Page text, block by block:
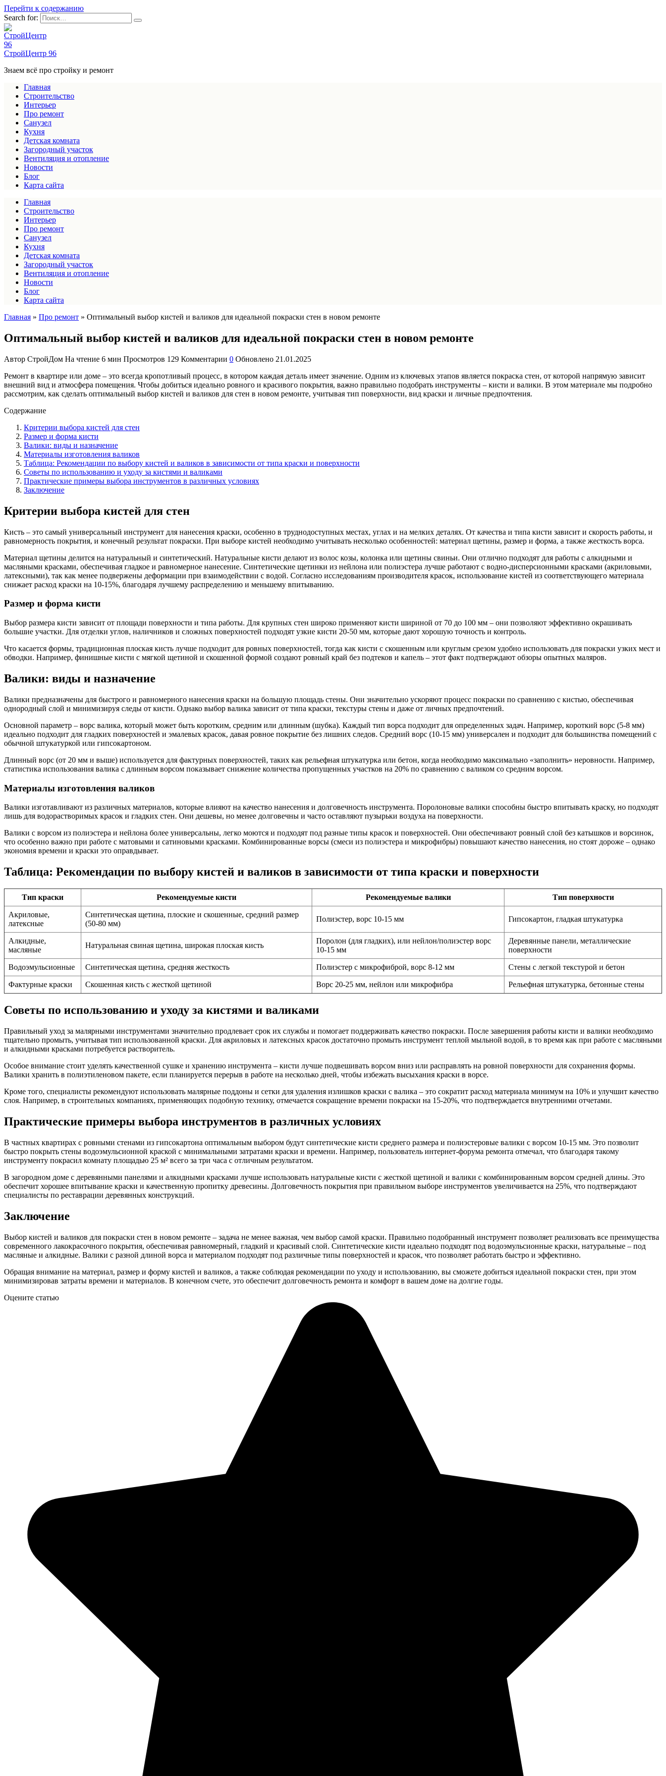
Перейти к содержанию
Search for:
СтройЦентр 96
Знаем всё про стройку и ремонт
Главная
Строительство
Интерьер
Про ремонт
Санузел
Кухня
Детская комната
Загородный участок
Вентиляция и отопление
Новости
Блог
Карта сайта
Главная
Строительство
Интерьер
Про ремонт
Санузел
Кухня
Детская комната
Загородный участок
Вентиляция и отопление
Новости
Блог
Карта сайта
Главная » Про ремонт » Оптимальный выбор кистей и валиков для идеальной покраски стен в новом ремонте
Оптимальный выбор кистей и валиков для идеальной покраски стен в новом ремонте
Автор СтройДом На чтение 6 мин Просмотров 129 Комментарии 0 Обновлено 21.01.2025
Ремонт в квартире или доме – это всегда кропотливый процесс, в котором каждая деталь имеет значение. Одним из ключевых этапов является покраска стен, от которой напрямую зависит
внешний вид и атмосфера помещения. Чтобы добиться идеально ровного и красивого покрытия, важно правильно подобрать инструменты – кисти и валики. В этом материале мы подробно
рассмотрим, как сделать оптимальный выбор кистей и валиков для стен в новом ремонте, учитывая тип поверхности, вид краски и личные предпочтения.
Содержание
Критерии выбора кистей для стен
Размер и форма кисти
Валики: виды и назначение
Материалы изготовления валиков
Таблица: Рекомендации по выбору кистей и валиков в зависимости от типа краски и поверхности
Советы по использованию и уходу за кистями и валиками
Практические примеры выбора инструментов в различных условиях
Заключение
Критерии выбора кистей для стен
Кисть – это самый универсальный инструмент для нанесения краски, особенно в труднодоступных местах, углах и на мелких деталях. От качества и типа кисти зависит и скорость работы, и
равномерность покрытия, и конечный результат покраски. При выборе кистей необходимо учитывать несколько особенностей: материал щетины, размер и форма, а также жесткость ворса.
Материал щетины делится на натуральный и синтетический. Натуральные кисти делают из волос козы, колонка или щетины свиньи. Они отлично подходят для работы с алкидными и
масляными красками, обеспечивая гладкое и равномерное нанесение. Синтетические щетинки из нейлона или полиэстера лучше работают с водно-дисперсионными красками (акриловыми,
латексными), так как менее подвержены деформации при взаимодействии с водой. Согласно исследованиям производителя красок, использование кистей из соответствующего материала
снижает расход краски на 10-15%, благодаря лучшему распределению и меньшему впитыванию.
Размер и форма кисти
Выбор размера кисти зависит от площади поверхности и типа работы. Для крупных стен широко применяют кисти шириной от 70 до 100 мм – они позволяют эффективно окрашивать
большие участки. Для отделки углов, наличников и сложных поверхностей подходят узкие кисти 20-50 мм, которые дают хорошую точность и контроль.
Что касается формы, традиционная плоская кисть лучше подходит для ровных поверхностей, тогда как кисти с скошенным или круглым срезом удобно использовать для покраски узких мест и
обводки. Например, финишные кисти с мягкой щетиной и скошенной формой создают ровный край без подтеков и капель – этот факт подтверждают обзоры опытных маляров.
Валики: виды и назначение
Валики предназначены для быстрого и равномерного нанесения краски на большую площадь стены. Они значительно ускоряют процесс покраски по сравнению с кистью, обеспечивая
однородный слой и минимизируя следы от кисти. Однако выбор валика зависит от типа краски, текстуры стены и даже от личных предпочтений.
Основной параметр – ворс валика, который может быть коротким, средним или длинным (шубка). Каждый тип ворса подходит для определенных задач. Например, короткий ворс (5-8 мм)
идеально подходит для гладких поверхностей и эмалевых красок, давая ровное покрытие без лишних следов. Средний ворс (10-15 мм) универсален и подходит для большинства помещений с
обычной штукатуркой или гипсокартоном.
Длинный ворс (от 20 мм и выше) используется для фактурных поверхностей, таких как рельефная штукатурка или бетон, когда необходимо максимально «заполнить» неровности. Например,
статистика использования валика с длинным ворсом показывает снижение количества пропущенных участков на 20% по сравнению с валиком со средним ворсом.
Материалы изготовления валиков
Валики изготавливают из различных материалов, которые влияют на качество нанесения и долговечность инструмента. Поролоновые валики способны быстро впитывать краску, но подходят
лишь для водорастворимых красок и гладких стен. Они дешевы, но менее долговечны и часто оставляют пузырьки воздуха на поверхности.
Валики с ворсом из полиэстера и нейлона более универсальны, легко моются и подходят под разные типы красок и поверхностей. Они обеспечивают ровный слой без катышков и ворсинок,
что особенно важно при работе с матовыми и сатиновыми красками. Комбинированные ворсы (смеси из полиэстера и микрофибры) повышают качество нанесения, но стоят дороже – однако
экономия времени и краски это оправдывает.
Таблица: Рекомендации по выбору кистей и валиков в зависимости от типа краски и поверхности
Тип краски Рекомендуемые кисти Рекомендуемые валики Тип поверхности
Акриловые,
латексные
Синтетическая щетина, плоские и скошенные, средний размер
(50-80 мм)
Полиэстер, ворс 10-15 мм Гипсокартон, гладкая штукатурка
Алкидные,
масляные
Натуральная свиная щетина, широкая плоская кисть
Поролон (для гладких), или нейлон/полиэстер ворс
10-15 мм
Деревянные панели, металлические
поверхности
Водоэмульсионные Синтетическая щетина, средняя жесткость Полиэстер с микрофиброй, ворс 8-12 мм Стены с легкой текстурой и бетон
Фактурные краски Скошенная кисть с жесткой щетиной Ворс 20-25 мм, нейлон или микрофибра Рельефная штукатурка, бетонные стены
Советы по использованию и уходу за кистями и валиками
Правильный уход за малярными инструментами значительно продлевает срок их службы и помогает поддерживать качество покраски. После завершения работы кисти и валики необходимо
тщательно промыть, учитывая тип использованной краски. Для акриловых и латексных красок достаточно промыть инструмент теплой мыльной водой, в то время как при работе с масляными
и алкидными красками потребуется растворитель.
Особое внимание стоит уделять качественной сушке и хранению инструмента – кисти лучше подвешивать ворсом вниз или расправлять на ровной поверхности для сохранения формы.
Валики хранить в полиэтиленовом пакете, если планируется перерыв в работе на несколько дней, чтобы избежать высыхания краски в ворсе.
Кроме того, специалисты рекомендуют использовать малярные поддоны и сетки для удаления излишков краски с валика – это сократит расход материала минимум на 10% и улучшит качество
слоя. Например, в строительных компаниях, применяющих подобную технику, отмечается сокращение времени покраски на 15-20%, что подтверждается внутренними отчетами.
Практические примеры выбора инструментов в различных условиях
В частных квартирах с ровными стенами из гипсокартона оптимальным выбором будут синтетические кисти среднего размера и полиэстеровые валики с ворсом 10-15 мм. Это позволит
быстро покрыть стены водоэмульсионной краской с минимальными затратами краски и времени. Например, пользователь интернет-форума ремонта отмечал, что благодаря такому
инструменту покрасил комнату площадью 25 м² всего за три часа с отличным результатом.
В загородном доме с деревянными панелями и алкидными красками лучше использовать натуральные кисти с жесткой щетиной и валики с комбинированным ворсом средней длины. Это
обеспечит хорошее впитывание краски и качественную пропитку древесины. Долговечность покрытия при правильном выборе инструментов увеличивается на 25%, что подтверждают
специалисты по реставрации деревянных конструкций.
Заключение
Выбор кистей и валиков для покраски стен в новом ремонте – задача не менее важная, чем выбор самой краски. Правильно подобранный инструмент позволяет реализовать все преимущества
современного лакокрасочного покрытия, обеспечивая равномерный, гладкий и красивый слой. Синтетические кисти идеально подходят под водоэмульсионные краски, натуральные – под
масляные и алкидные. Валики с разной длиной ворса и материалом подходят под различные типы поверхностей и красок, что позволяет работать быстро и эффективно.
Обращая внимание на материал, размер и форму кистей и валиков, а также соблюдая рекомендации по уходу и использованию, вы сможете добиться идеальной покраски стен, при этом
минимизировав затраты времени и материалов. В конечном счете, это обеспечит долговечность ремонта и комфорт в вашем доме на долгие годы.
Оцените статью